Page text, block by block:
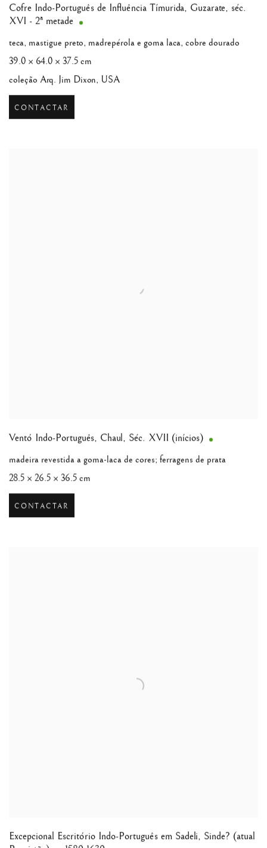
Cofre Indo-Português de Influência Tímurida, Guzarate, séc.
XVI - 2ª metade
teca, mastigue preto, madrepérola e goma laca, cobre dourado
39.0 × 64.0 × 37.5 cm
coleção Arq. Jim Dixon, USA
CONTACTAR
Ventó Indo-Português, Chaul, Séc. XVII (inícios)
madeira revestida a goma-laca de cores; ferragens de prata
28.5 × 26.5 × 36.5 cm
CONTACTAR
Excepcional Escritório Indo-Português em Sadeli, Sinde? (atual